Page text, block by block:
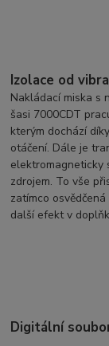
Izolace od
Nakládací miska s
šasi 7000CDT
kterým dochází
otáčení. Dále je
elektromagneticky
zdrojem. To vše
zatímco
další efekt v
Digitální